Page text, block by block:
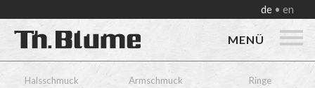
de en
MENÜ
Halsschmuck Armschmuck Ringe